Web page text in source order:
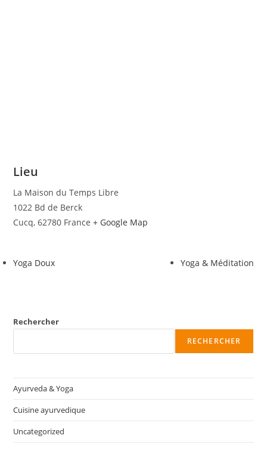
Lieu
La Maison du Temps Libre
1022 Bd de Berck
Cucq, 62780 France + Google Map
Yoga Doux Yoga & Méditation
Rechercher
RECHERCHER
Ayurveda & Yoga
Cuisine ayurvedique
Uncategorized